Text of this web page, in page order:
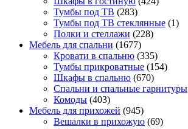
Тумбы под ТВ (283)
Тумбы под ТВ стеклянные (1)
Полки и стеллажи (228)
Мебель для спальни (1677)
Кровати в спальню (335)
Тумбы прикроватные (154)
Шкафы в спальню (670)
Спальни и спальные гарнитуры
Комоды (403)
Мебель для прихожей (945)
Вешалки в прихожую (69)